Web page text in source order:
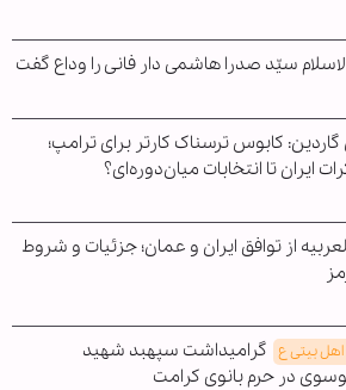
سیّد صدرا هاشمی دار فانی را وداع گفت
کابوس ترسناک کارتر برای ترامپ؛
ایران تا انتخابات میان‌دوره‌ای؟
از توافق ایران و عمان؛ جزئیات و شروط
اهل بیتی ع گرامیداشت سپهبد شهید
در حرم بانوی کرامت